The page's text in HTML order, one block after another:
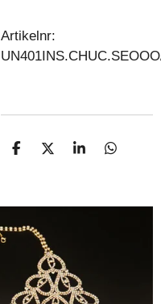
Artikelnr:
D
D
S
D